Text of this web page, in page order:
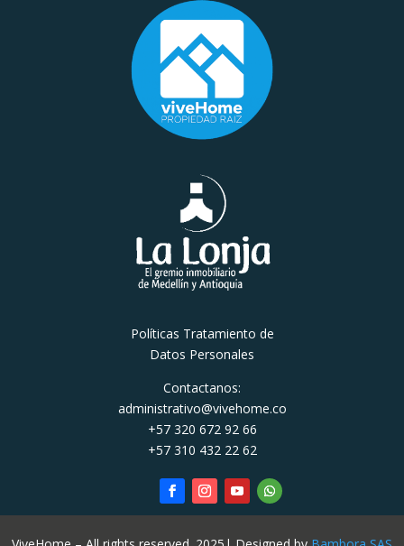
Políticas Tratamiento de
Datos Personales
Contactanos:
administrativo@vivehome.co
+57 320 672 92 66
+57 310 432 22 62